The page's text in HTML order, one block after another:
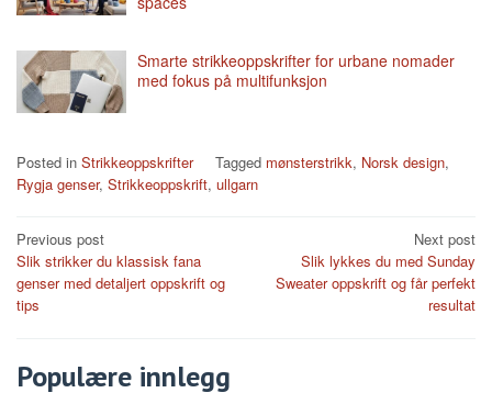
Smarte strikkeoppskrifter for urbane nomader
med fokus på multifunksjon
Posted in Strikkeoppskrifter Tagged mønsterstrikk, Norsk design,
Rygja genser, Strikkeoppskrift, ullgarn
Post
navigation
Previous post
Slik strikker du klassisk fana
genser med detaljert oppskrift og
tips
Next post
Slik lykkes du med Sunday
Sweater oppskrift og får perfekt
resultat
Populære innlegg